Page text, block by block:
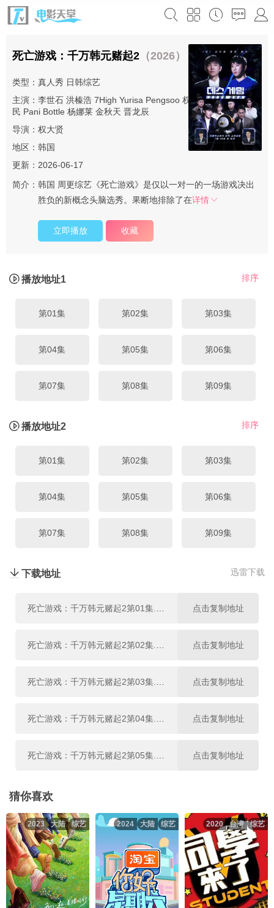
死亡游戏：千万韩元赌起2 （2026）
类型： 真人秀 日韩综艺
主演： 李世石 洪榛浩 7High Yurisa Pengsoo 权圣晙 朴成雄 张东
民 Pani Bottle 杨娜莱 金秋天 晋龙辰
导演： 权大贤
地区： 韩国
更新：2026-06-17
简介： 韩国 周更综艺《死亡游戏》是仅以一对一的一场游戏决出
胜负的新概念头脑选秀。果断地排除了在详情
立即播放 收藏
排序
播放地址1
第01集 第02集 第03集
第04集 第05集 第06集
第07集 第08集 第09集
排序
播放地址2
第01集 第02集 第03集
第04集 第05集 第06集
第07集 第08集 第09集
迅雷下载
下载地址
点击复制地址
点击复制地址
点击复制地址
点击复制地址
点击复制地址
死亡游戏：千万韩元赌起2第07集.mp4 点击复制地址
死亡游戏：千万韩元赌起2第08集.mp4 点击复制地址
死亡游戏：千万韩元赌起2第09集.mp4 点击复制地址
猜你喜欢
综艺
大陆
2023 综艺
大陆
2024 综艺
台湾
2020